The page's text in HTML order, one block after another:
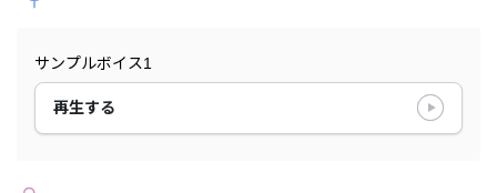
サンプルボイス1
再生する